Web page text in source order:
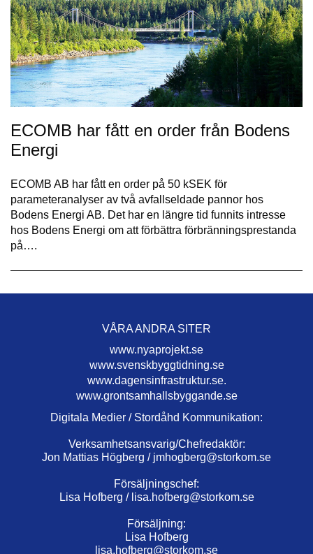
ECOMB har fått en order från Bodens
Energi
ECOMB AB har fått en order på 50 kSEK för
parameteranalyser av två avfallseldade pannor hos
Bodens Energi AB. Det har en längre tid funnits intresse
hos Bodens Energi om att förbättra förbränningsprestanda
på….
VÅRA ANDRA SITER
www.nyaprojekt.se
www.svenskbyggtidning.se
www.dagensinfrastruktur.se.
www.grontsamhallsbyggande.se
Digitala Medier / Stordåhd Kommunikation:
Verksamhetsansvarig/Chefredaktör:
Jon Mattias Högberg / jmhogberg@storkom.se
Försäljningschef:
Lisa Hofberg / lisa.hofberg@storkom.se
Försäljning:
Lisa Hofberg
lisa.hofberg@storkom.se